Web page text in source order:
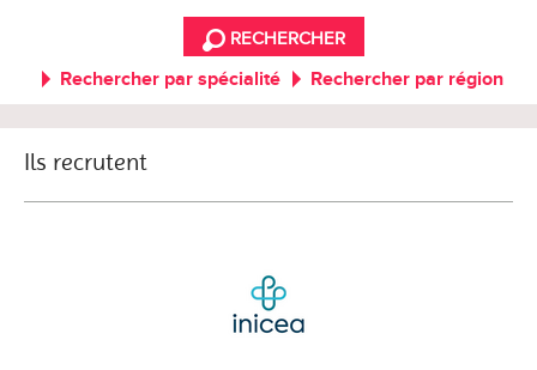
RECHERCHER
Rechercher par spécialité Rechercher par région
Ils recrutent